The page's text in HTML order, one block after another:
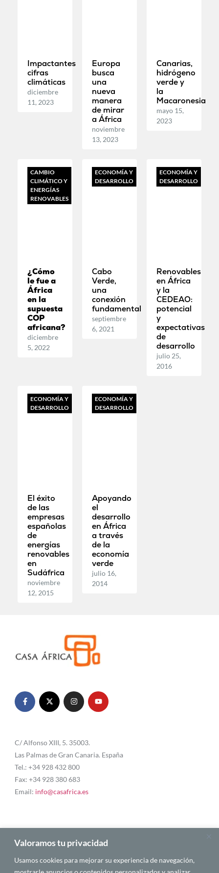
Valoramos tu privacidad
Usamos cookies para mejorar su experiencia de navegación,
Impactantes
cifras
climáticas
diciembre
11, 2023
Europa
busca
una
nueva
manera
de mirar
a África
noviembre
13, 2023
Canarias,
hidrógeno
verde y
la
Macaronesia
mayo 15,
2023
CAMBIO
CLIMÁTICO Y
ENERGÍAS
RENOVABLES
¿Cómo
le fue a
África
en la
supuesta
COP
africana?
diciembre
5, 2022
ECONOMÍA Y
DESARROLLO
Cabo
Verde,
una
conexión
fundamental
septiembre
6, 2021
ECONOMÍA Y
DESARROLLO
Renovables
en África
y la
CEDEAO:
potencial
y
expectativas
de
desarrollo
julio 25,
2016
ECONOMÍA Y
DESARROLLO
El éxito
de las
empresas
españolas
de
energías
renovables
en
Sudáfrica
noviembre
12, 2015
ECONOMÍA Y
DESARROLLO
Apoyando
el
desarrollo
en África
a través
de la
economía
verde
julio 16,
2014
C/ Alfonso XIII, 5. 35003.
Las Palmas de Gran Canaria. España
Tel.: +34 928 432 800
Fax: +34 928 380 683
Email: info@casafrica.es
Blog
Quiénes somos